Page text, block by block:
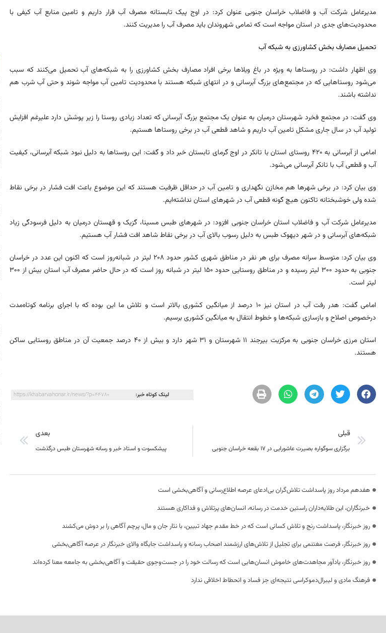
مدیرعامل شرکت آب و فاضلاب خراسان جنوبی عنوان کرد: در اوج پیک تابستانه مصرف آب قرار داریم و تامین منابع آب کیفی با
محدودیت‌های جدی در استان مواجه است که تمامی شهروندان باید مصرف آب را مدیریت کنند.
تحمیل مصارف بخش کشاورزی به شبکه آب
وی اظهار داشت: در روستاها به ویژه در باغ ویلاها برخی افراد مصارف بخش کشاورزی را به شبکه‌های آب تحمیل می‌کنند که سبب
می‌شود روستاهایی که در مجتمع‌های بزرگ آبرسانی و در انتهای شبکه هستند با محدودیت تامین آب مواجه شوند و حتی آب شرب هم
نداشته باشند.
وی گفت: در مجتمع فخرد شهرستان درمیان به عنوان یک مجتمع بزرگ آبرسانی که تعداد زیادی روستا را زیر پوشش دارد علیرغم افزایش
تولید آب در سال جاری مشکل تامین آب داریم و شاهد قطعی آب در برخی روستاها هستیم.
امامی از آبرسانی به ۴۲۰ روستای استان با تانکر در اوج گرمای تابستان خبر داد و گفت: این روستاها به دلیل نبود شبکه آبرسانی، کیفیت
آب و قطعی آب با تانکر آبرسانی می‌شود.
وی بیان کرد: در برخی شهرها هم مخازن نگهداری و تامین آب در حداقل ظرفیت هستند که این موضوع باعث افت فشار در برخی نقاط
شده ولی خوشبختانه تاکنون هیچ گونه قطعی آب در شهرهای استان نداشته‌ایم.
مدیرعامل شرکت آب و فاضلاب استان خراسان جنوبی افزود: در شهرهای طبس مسینا، گزیک و قهستان درمیان به دلیل فرسودگی زیاد
شبکه‌های آبرسانی و در شهر دیهوک طبس به دلیل رسوب بالای آب در برخی نقاط شاهد افت فشار آب هستیم.
وی بیان کرد: متوسط سرانه مصرف برای هر نفر در مناطق شهری کشور حدود ۲۰۸ لیتر در شبانه‌روز است که اکنون این عدد در خراسان
جنوبی به حدود ۳۰۰ لیتر رسیده و در مناطق روستایی حدود ۱۵۰ لیتر در شبانه روز است که در حال حاضر مصرف آب استان بیش از ۳۰۰
لیتر است.
امامی گفت: هدر رفت آب در استان نیز ۱۰ درصد از میانگین کشوری بالاتر است و تلاش ما این بوده که با اجرای برنامه کوتاه‌مدت
درخصوص اصلاح و بازسازی شبکه‌ها و خطوط انتقال به میانگین کشوری برسیم.
استان مرزی خراسان جنوبی به مرکزیت بیرجند ۱۱ شهرستان و ۳۱ شهر دارد و بیش از ۴۰ درصد جمعیت آن در مناطق روستایی ساکن
هستند.
لینک کوتاه خبر: https://khabarvahonar.ir/news/?p=44780
قبلی
برگزاری سوگواره بصیرت عاشورایی در ۱۷ بقعه خراسان جنوبی
بعدی
پیشکسوت و استاد خبر و رسانه شهرستان طبس درگذشت
هفدهم مرداد روز پاسداشت تلاش‌گران بی‌ادعای عرصه اطلاع‌رسانی و آگاهی‌بخشی است
خبرنگاران، این طلایه‌داران راستین خدمت در رسانه، انسان‌های پرتلاش و فداکاری هستند
روز خبرنگار، پاسداشت رنج و تلاش کسانی است که در خط مقدم جهاد تبیین، با نثار جان و مال، پرچم آگاهی را بر دوش می‌کشند
روز خبرنگار، فرصت مغتنمی برای تجلیل از تلاش‌های ارزشمند اصحاب رسانه و پاسداشت جایگاه والای خبرنگار در عرصه آگاهی‌بخشی
روز خبرنگار، یادآور مجاهدت‌های خاموش انسان‌هایی است که رسالت خود را در جست‌وجوی حقیقت و آگاهی‌بخشی به جامعه معنا کرده‌اند
فرهنگ مادی و لیبرال‌دموکراسی نتیجه‌ای جز فساد و انحطاط اخلاقی ندارد